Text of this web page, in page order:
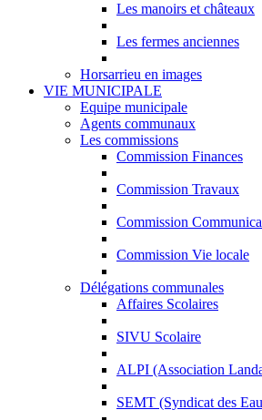
Les manoirs et châteaux
Les fermes anciennes
Horsarrieu en images
VIE MUNICIPALE
Equipe municipale
Agents communaux
Les commissions
Commission Finances
Commission Travaux
Commission
Commission Vie locale
Délégations communales
Affaires Scolaires
SIVU Scolaire
ALPI (Association
SEMT (Syndicat des